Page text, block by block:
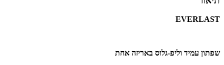
EVERLAST
שפתון עמיד וליפ-גלוס באריזה אחת